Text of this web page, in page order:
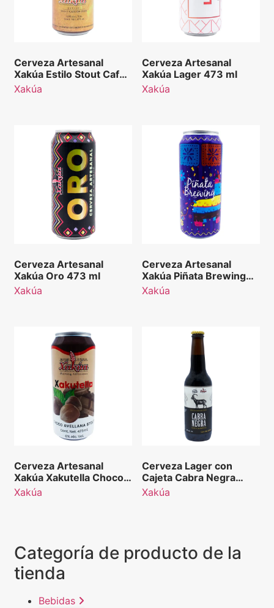
Categoría de producto de la
tienda
Bebidas
Cerveza Artesanal
Xakúa Estilo Stout Café
de Olla 473 ml
Xakúa
Cerveza Artesanal
Xakúa Lager 473 ml
Xakúa
Cerveza Artesanal
Xakúa Oro 473 ml
Xakúa
Cerveza Artesanal
Xakúa Piñata Brewing
473 ml
Xakúa
Cerveza Artesanal
Xakúa Xakutella Choco
Avellana Stout 473 ml
Xakúa
Cerveza Lager con
Cajeta Cabra Negra
Xakúa, 355 mL
Xakúa